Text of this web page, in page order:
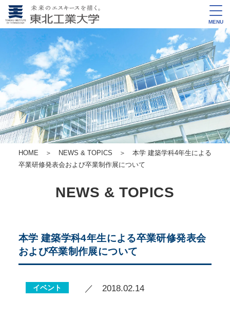
MENU
HOME ＞ NEWS & TOPICS ＞ 本学 建築学科4年生による
卒業研修発表会および卒業制作展について
NEWS & TOPICS
本学 建築学科4年生による卒業研修発表会
および卒業制作展について
イベント ／ 2018.02.14